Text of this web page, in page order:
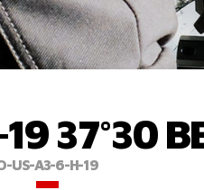
37°30
US-A3-6-H-19